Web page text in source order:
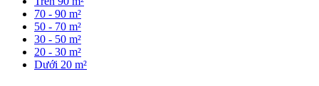
70 - 90 m²
50 - 70 m²
30 - 50 m²
20 - 30 m²
Dưới 20 m²